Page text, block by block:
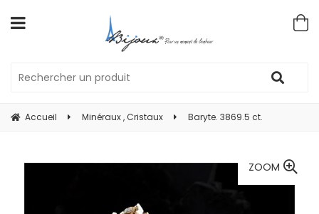
Accueil Minéraux , Cristaux Baryte. 3869.5 ct.
ZOOM